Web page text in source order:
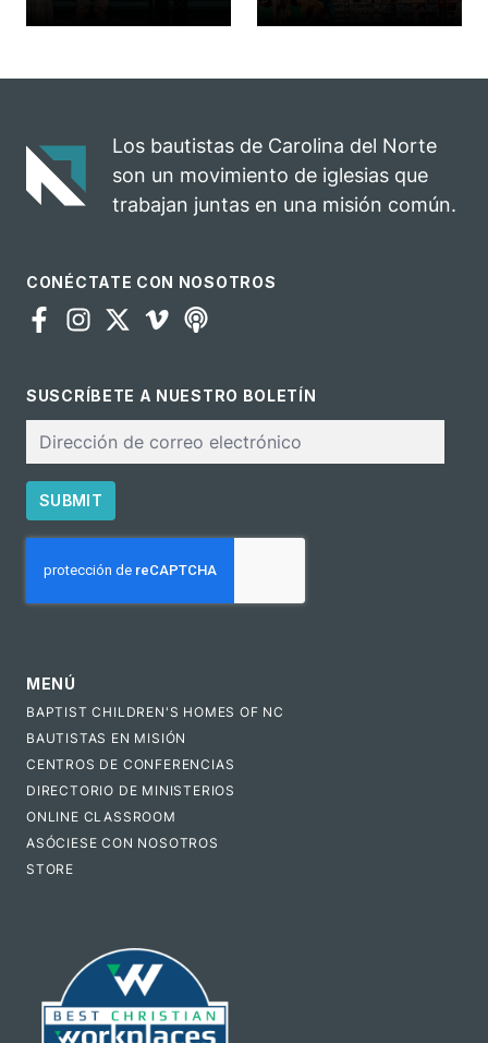
celebra el
rodeo anual en
para el
ministerio
Los bautistas de Carolina del Norte
son un movimiento de iglesias que
trabajan juntas en una misión común.
CONÉCTATE CON NOSOTROS
SUSCRÍBETE A NUESTRO BOLETÍN
electrónico
SUBMIT
MENÚ
BAPTIST CHILDREN'S HOMES OF NC
BAUTISTAS EN MISIÓN
CENTROS DE CONFERENCIAS
DIRECTORIO DE MINISTERIOS
ONLINE CLASSROOM
ASÓCIESE CON NOSOTROS
STORE